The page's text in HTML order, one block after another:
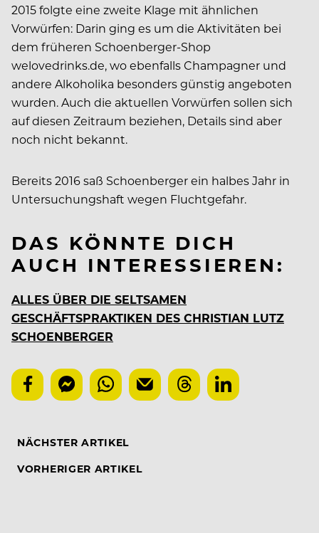
2015 folgte eine zweite Klage mit ähnlichen
Vorwürfen: Darin ging es um die Aktivitäten bei
dem früheren Schoenberger-Shop
welovedrinks.de, wo ebenfalls Champagner und
andere Alkoholika besonders günstig angeboten
wurden. Auch die aktuellen Vorwürfen sollen sich
auf diesen Zeitraum beziehen, Details sind aber
noch nicht bekannt.
Bereits 2016 saß Schoenberger ein halbes Jahr in
Untersuchungshaft wegen Fluchtgefahr.
DAS KÖNNTE DICH
AUCH INTERESSIEREN:
ALLES ÜBER DIE SELTSAMEN
GESCHÄFTSPRAKTIKEN DES CHRISTIAN LUTZ
SCHOENBERGER
NÄCHSTER ARTIKEL
VORHERIGER ARTIKEL